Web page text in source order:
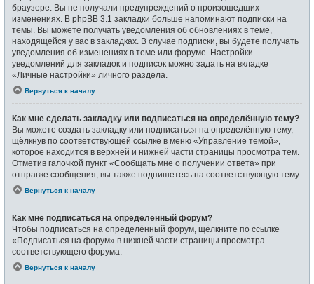
браузере. Вы не получали предупреждений о произошедших
изменениях. В phpBB 3.1 закладки больше напоминают подписки на
темы. Вы можете получать уведомления об обновлениях в теме,
находящейся у вас в закладках. В случае подписки, вы будете получать
уведомления об изменениях в теме или форуме. Настройки
уведомлений для закладок и подписок можно задать на вкладке
«Личные настройки» личного раздела.
Вернуться к началу
Как мне сделать закладку или подписаться на определённую тему?
Вы можете создать закладку или подписаться на определённую тему,
щёлкнув по соответствующей ссылке в меню «Управление темой»,
которое находится в верхней и нижней части страницы просмотра тем.
Отметив галочкой пункт «Сообщать мне о получении ответа» при
отправке сообщения, вы также подпишетесь на соответствующую тему.
Вернуться к началу
Как мне подписаться на определённый форум?
Чтобы подписаться на определённый форум, щёлкните по ссылке
«Подписаться на форум» в нижней части страницы просмотра
соответствующего форума.
Вернуться к началу